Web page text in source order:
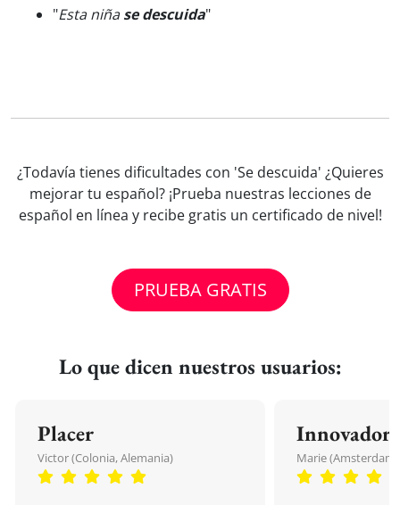
"Esta niñase descuida"
¿Todavía tienes dificultades con 'Se descuida' ¿Quieres
mejorar tu español? ¡Prueba nuestras lecciones de
español en línea y recibe gratis un certificado de nivel!
PRUEBA GRATIS
Lo que dicen nuestros usuarios:
Placer
Victor (Colonia, Alemania)
Innovador
Marie (Amsterdam,